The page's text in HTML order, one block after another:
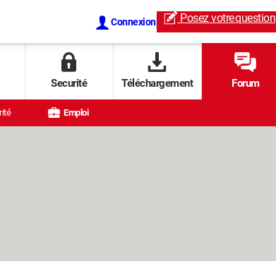
Connexion Posez votrequestion
Securité Téléchargement Forum
Emploi